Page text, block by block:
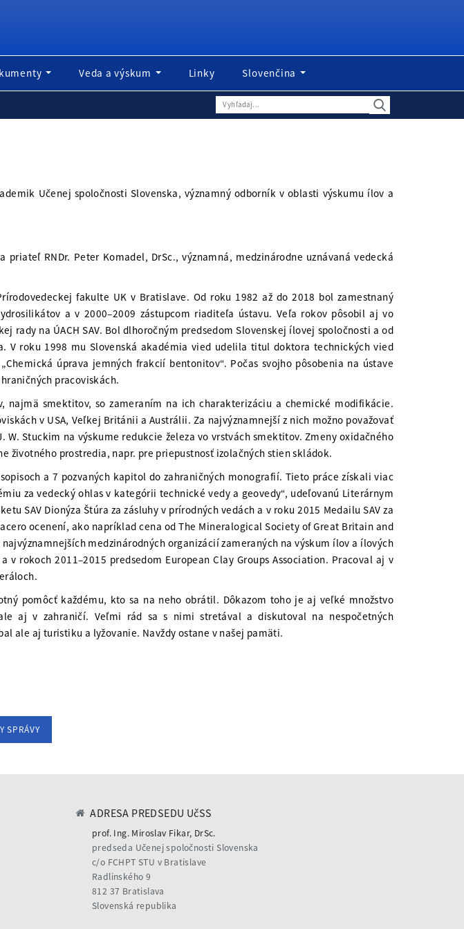
Veda a výskum Linky Slovenčina
Učenej spoločnosti Slovenska, významný odborník v oblasti výskumu ílov a
RNDr. Peter Komadel, DrSc., významná, medzinárodne uznávaná vedecká
fakulte UK v Bratislave. Od roku 1982 až do 2018 bol zamestnaný
a v 2000–2009 zástupcom riaditeľa ústavu. Veľa rokov pôsobil aj vo
rady na ÚACH SAV. Bol dlhoročným predsedom Slovenskej ílovej spoločnosti a od
V roku 1998 mu Slovenská akadémia vied udelila titul doktora technických vied
úprava jemných frakcií bentonitov“. Počas svojho pôsobenia na ústave
pracoviskách.
smektitov, so zameraním na ich charakterizáciu a chemické modifikácie.
v USA, Veľkej Británii a Austrálii. Za najvýznamnejší z nich možno považovať
Stuckim na výskume redukcie železa vo vrstvách smektitov. Zmeny oxidačného
životného prostredia, napr. pre priepustnosť izolačných stien skládok.
a 7 pozvaných kapitol do zahraničných monografií. Tieto práce získali viac
za vedecký ohlas v kategórii technické vedy a geovedy“, udeľovanú Literárnym
SAV Dionýza Štúra za zásluhy v prírodných vedách a v roku 2015 Medailu SAV za
ocenení, ako napríklad cena od The Mineralogical Society of Great Britain and
medzinárodných organizácií zameraných na výskum ílov a ílových
rokoch 2011–2015 predsedom European Clay Groups Association. Pracoval aj v
pomôcť každému, kto sa na neho obrátil. Dôkazom toho je aj veľké množstvo
aj v zahraničí. Veľmi rád sa s nimi stretával a diskutoval na nespočetných
ale aj turistiku a lyžovanie. Navždy ostane v našej pamäti.
SPRÁVY
ADRESA PREDSEDU UčSS
prof. Ing. Miroslav Fikar, DrSc.
predseda Učenej spoločnosti Slovenska
c/o FCHPT STU v Bratislave
Radlinského 9
812 37 Bratislava
Slovenská republika